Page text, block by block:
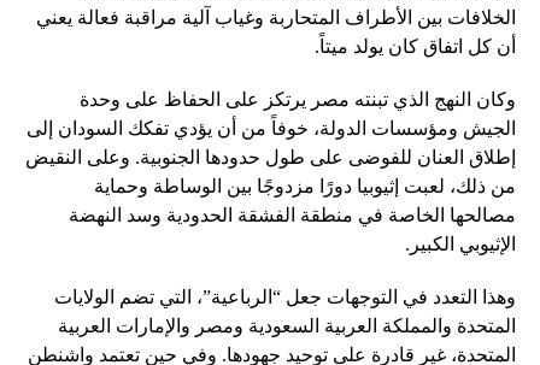
الخلافات بين الأطراف المتحاربة وغياب آلية مراقبة فعالة يعني
أن كل اتفاق كان يولد ميتاً.
وكان النهج الذي تبنته مصر يرتكز على الحفاظ على وحدة
الجيش ومؤسسات الدولة، خوفاً من أن يؤدي تفكك السودان إلى
إطلاق العنان للفوضى على طول حدودها الجنوبية. وعلى النقيض
من ذلك، لعبت إثيوبيا دورًا مزدوجًا بين الوساطة وحماية
مصالحها الخاصة في منطقة الفشقة الحدودية وسد النهضة
الإثيوبي الكبير.
وهذا التعدد في التوجهات جعل “الرباعية”، التي تضم الولايات
المتحدة والمملكة العربية السعودية ومصر والإمارات العربية
المتحدة، غير قادرة على توحيد جهودها. وفي حين تعتمد واشنطن